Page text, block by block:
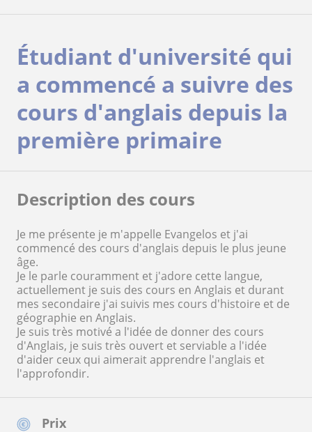
Prix
Étudiant d'université qui
a commencé a suivre des
cours d'anglais depuis la
première primaire
Description des cours
Je me présente je m'appelle Evangelos et j'ai
commencé des cours d'anglais depuis le plus jeune
âge.
Je le parle couramment et j'adore cette langue,
actuellement je suis des cours en Anglais et durant
mes secondaire j'ai suivis mes cours d'histoire et de
géographie en Anglais.
Je suis très motivé a l'idée de donner des cours
d'Anglais, je suis très ouvert et serviable a l'idée
d'aider ceux qui aimerait apprendre l'anglais et
l'approfondir.